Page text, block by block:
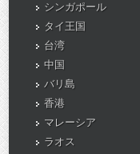
シンガポール
タイ王国
台湾
中国
バリ島
香港
マレーシア
ラオス